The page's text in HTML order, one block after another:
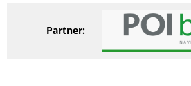
Partner: